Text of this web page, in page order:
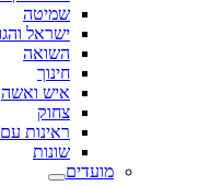
שמיטה
ישראל
השואה
חינוך
איש
צחוק
ראינות
שונות
מועדים